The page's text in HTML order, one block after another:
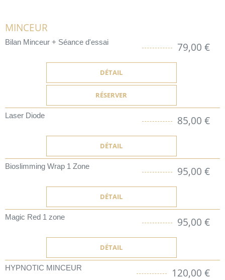
MINCEUR
Bilan Minceur + Séance d'essai 79,00 €
DÉTAIL
RÉSERVER
Laser Diode 85,00 €
DÉTAIL
Bioslimming Wrap 1 Zone 95,00 €
DÉTAIL
Magic Red 1 zone 95,00 €
DÉTAIL
HYPNOTIC MINCEUR 120,00 €